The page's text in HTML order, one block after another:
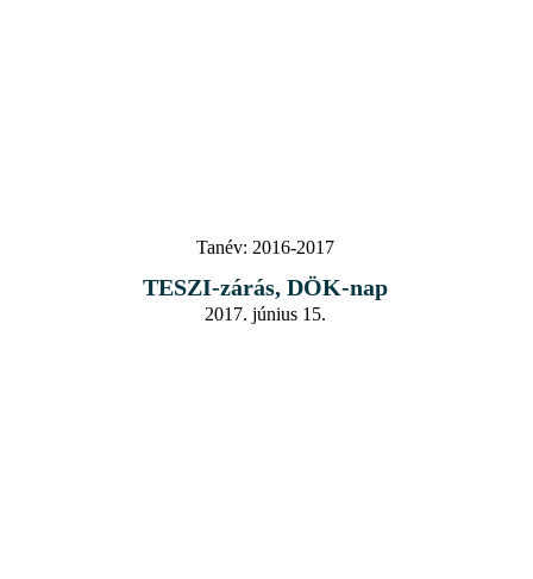
Tanév: 2016-2017
TESZI-zárás, DÖK-nap
2017. június 15.